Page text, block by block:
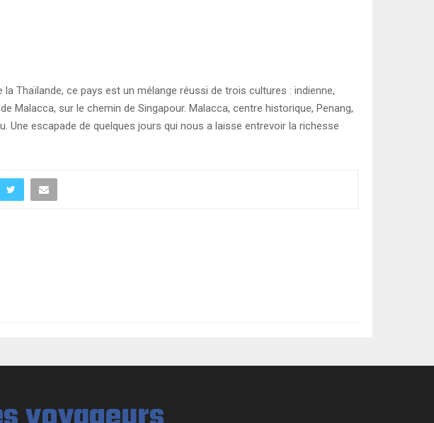
Thaïlande, ce pays est un mélange réussi de trois cultures : indienne,
sur le chemin de Singapour. Malacca, centre historique, Penang,
Une escapade de quelques jours qui nous a laisse entrevoir la richesse